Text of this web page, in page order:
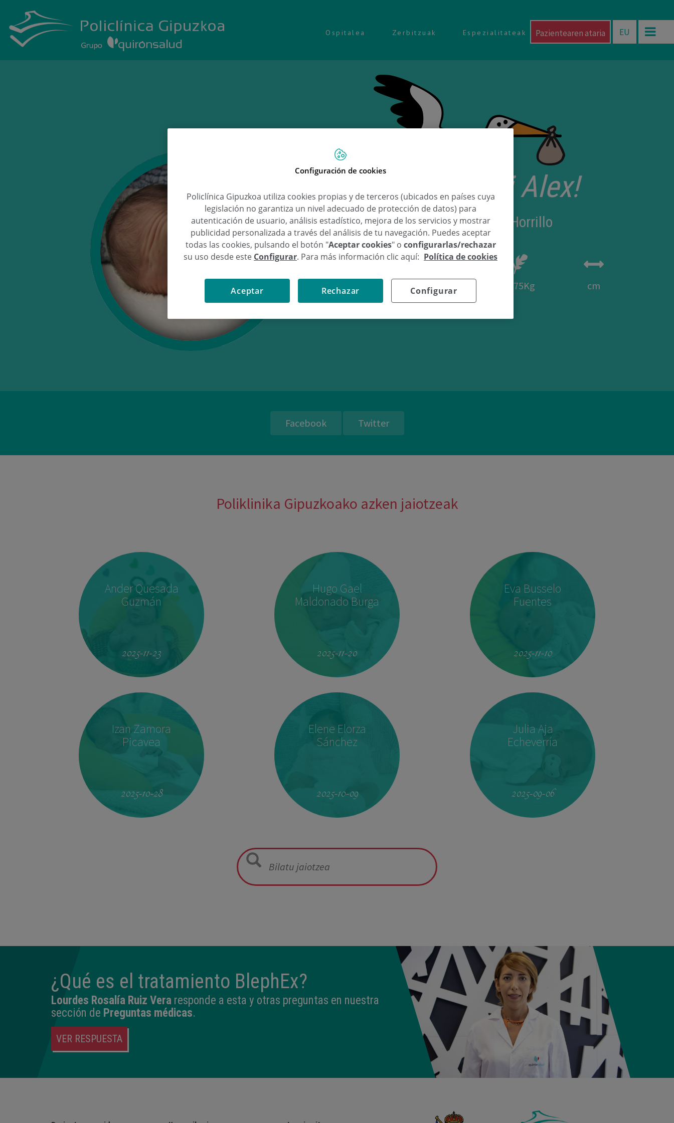
Ospitalea Zerbitzuak Espezialitateak Pazientearen ataria EU
Ongi etorri Alex!
Alex Hurtigüela Horrillo
2,75Kg cm
Facebook Twitter
Poliklinika Gipuzkoako azken jaiotzeak
Ander Quesada
Guzmán
2025-11-23
Hugo Gael
Maldonado Burga
2025-11-20
Eva Busselo
Fuentes
2025-11-10
Izan Zamora
Picavea
2025-10-28
Elene Elorza
Sánchez
2025-10-09
Julia Aja
Echeverría
2025-09-06
¿Qué es el tratamiento BlephEx?
Lourdes Rosalía Ruiz Vera responde a esta y otras preguntas en nuestra
sección de Preguntas médicas.
VER RESPUESTA
Configuración de cookies
Policlínica Gipuzkoa utiliza cookies propias y de terceros (ubicados en países cuya
legislación no garantiza un nivel adecuado de protección de datos) para
autenticación de usuario, análisis estadístico, mejora de los servicios y mostrar
publicidad personalizada a través del análisis de tu navegación. Puedes aceptar
todas las cookies, pulsando el botón "Aceptar cookies" o configurarlas/rechazar
su uso desde este Configurar. Para más información clic aquí: Política de cookies
Configurar
Rechazar
Aceptar